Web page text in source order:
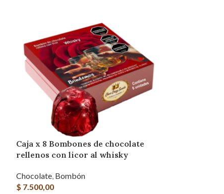
Caja x 8 Bombones de chocolate
rellenos con licor al whisky
Chocolate, Bombón
$ 7.500,00